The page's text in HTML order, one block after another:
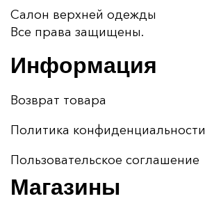
Салон верхней одежды
Все права защищены.
Информация
Возврат товара
Политика конфиденциальности
Пользовательское соглашение
Магазины